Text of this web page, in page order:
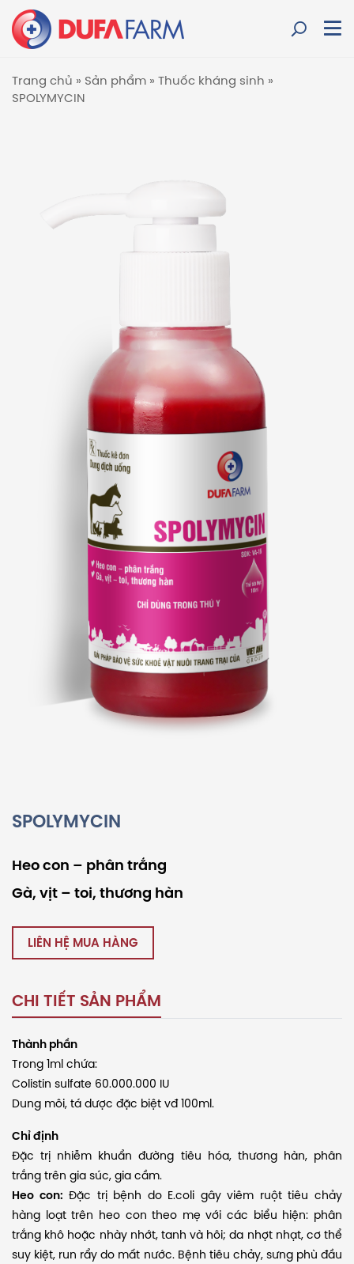
Trang chủ » Sản phẩm » Thuốc kháng sinh »
SPOLYMYCIN
SPOLYMYCIN
Heo con – phân trắng
Gà, vịt – toi, thương hàn
LIÊN HỆ MUA HÀNG
CHI TIẾT SẢN PHẨM
Thành phần
Trong 1ml chứa:
Colistin sulfate 60.000.000 IU
Dung môi, tá dược đặc biệt vđ 100ml.
Chỉ định
Đặc trị nhiễm khuẩn đường tiêu hóa, thương hàn, phân
trắng trên gia súc, gia cầm.
Heo con: Đặc trị bệnh do E.coli gây viêm ruột tiêu chảy
hàng loạt trên heo con theo mẹ với các biểu hiện: phân
trắng khô hoặc nhày nhớt, tanh và hôi; da nhợt nhạt, cơ thể
suy kiệt, run rẩy do mất nước. Bệnh tiêu chảy, sưng phù đầu